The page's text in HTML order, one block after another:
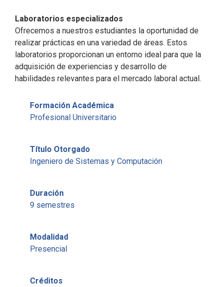
Laboratorios especializados
Ofrecemos a nuestros estudiantes la oportunidad de
realizar prácticas en una variedad de áreas. Estos
laboratorios proporcionan un entorno ideal para que la
adquisición de experiencias y desarrollo de
habilidades relevantes para el mercado laboral actual.
Formación Académica
Profesional Universitario
Título Otorgado
Ingeniero de Sistemas y Computación
Duración
9 semestres
Modalidad
Presencial
Créditos